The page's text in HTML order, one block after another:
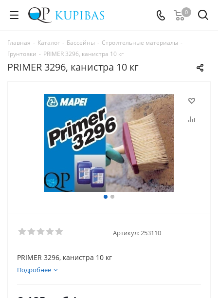
0
Главная - Каталог - Бассейны - Строительные материалы -
Грунтовки - PRIMER 3296, канистра 10 кг
PRIMER 3296, канистра 10 кг
Артикул: 253110
PRIMER 3296, канистра 10 кг
Подробнее